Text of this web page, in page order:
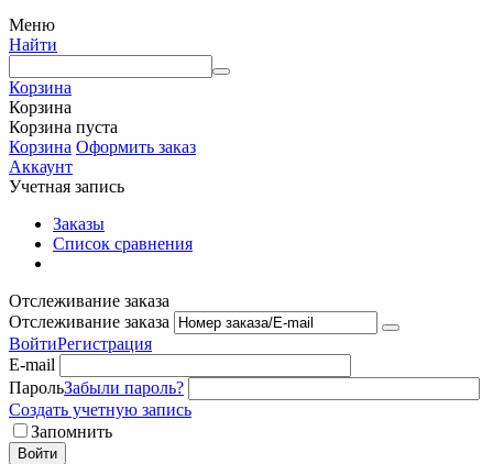
Меню
Найти
Корзина
Корзина
Корзина пуста
Корзина Оформить заказ
Аккаунт
Учетная запись
Заказы
Список сравнения
Отслеживание заказа
Отслеживание заказа
ВойтиРегистрация
E-mail
ПарольЗабыли пароль?
Создать учетную запись
Запомнить
Войти